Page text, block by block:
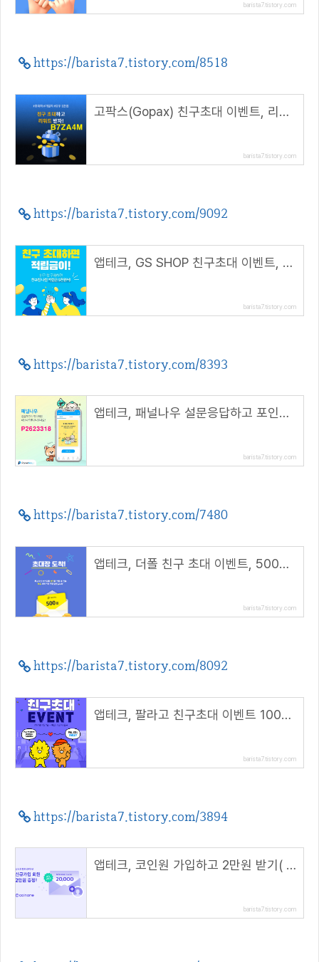
barista7.tistory.com
https://barista7.tistory.com/8518
고팍스(Gopax) 친구초대 이벤트, 리워드 1만원 지급( 추천코드 : B7ZA4M )
barista7.tistory.com
https://barista7.tistory.com/9092
앱테크, GS SHOP 친구초대 이벤트, 친구랑 나랑 5천원 적립(추천코드 : winhunt)
barista7.tistory.com
https://barista7.tistory.com/8393
앱테크, 패널나우 설문응답하고 포인트 챙기자(추천코드 : P2623318)
barista7.tistory.com
https://barista7.tistory.com/7480
앱테크, 더폴 친구 초대 이벤트, 500원 상당 더폴코인(META) 지급
barista7.tistory.com
https://barista7.tistory.com/8092
앱테크, 팔라고 친구초대 이벤트 1000캐시 지급
barista7.tistory.com
https://barista7.tistory.com/3894
앱테크, 코인원 가입하고 2만원 받기( 초대 코드 : BO28PFLX )
barista7.tistory.com